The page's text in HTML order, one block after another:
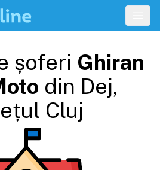
șoferi Ghiran
din Dej,
Cluj